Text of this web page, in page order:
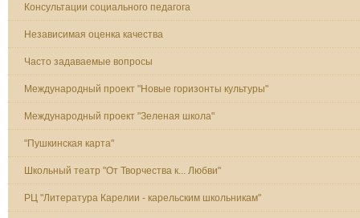
Консультации социального педагога
Независимая оценка качества
Часто задаваемые вопросы
Международный проект "Новые горизонты культуры"
Международный проект "Зеленая школа"
"Пушкинская карта"
Школьный театр "От Творчества к... Любви"
РЦ "Литература Карелии - карельским школьникам"